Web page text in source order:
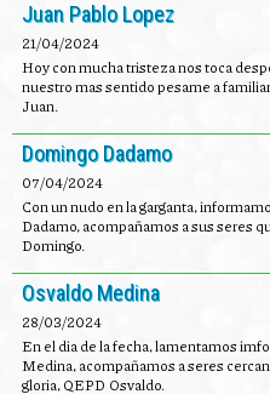
Juan Pablo Lopez
21/04/2024
Hoy con mucha tristeza nos toca
nuestro mas sentido pesame a
Juan.
Domingo Dadamo
07/04/2024
Con un nudo en la garganta,
Dadamo, acompañamos a sus seres
Domingo.
Osvaldo Medina
28/03/2024
En el dia de la fecha, lamentamos
Medina, acompañamos a seres
gloria, QEPD Osvaldo.